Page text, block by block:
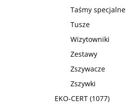
Taśmy specjalne
Tusze
Wizytowniki
Zestawy
Zszywacze
Zszywki
EKO-CERT (1077)